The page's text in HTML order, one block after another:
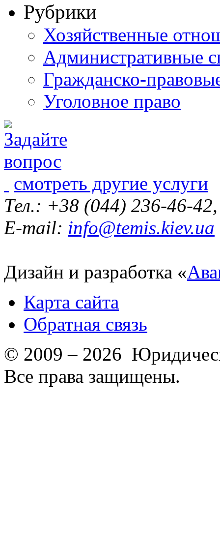
Рубрики
Хозяйственные
Административные
Гражданско-
Уголовное право
смотреть другие услуги
Тел.: +38 (044) 236-46-
E-mail: info@temis.kiev.ua
Дизайн и разработка «
Карта сайта
Обратная связь
© 2009 – 2026
Все права защищены.